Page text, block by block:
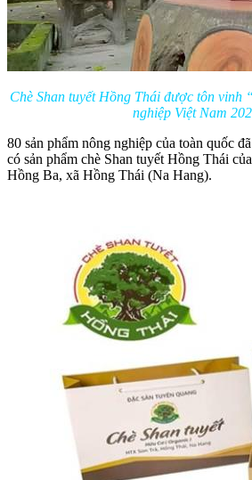
Chè Shan tuyết Hồng Thái được tôn vinh
nghiệp Việt Nam
80 sản phẩm nông nghiệp của toàn quốc
có sản phẩm chè Shan tuyết Hồng Thái
Hồng Ba, xã Hồng Thái (Na Hang).